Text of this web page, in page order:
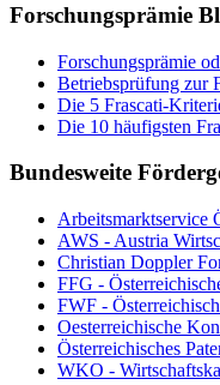
Forschungsprämie
Forschungsprämie
Betriebsprüfung zur
Die 5 Frascati-
Die 10 häufigsten
Bundesweite
Arbeitsmarktservice
AWS - Austria
Christian Doppler
FFG -
FWF -
Oesterreichische
Österreichisches
WKO -